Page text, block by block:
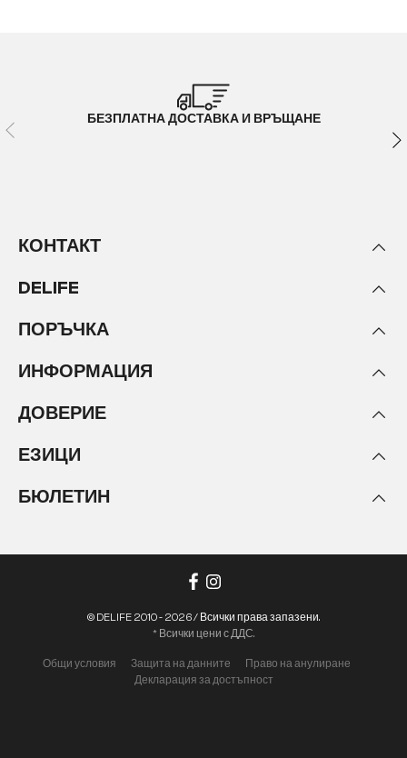
БЕЗПЛАТНА ДОСТАВКА И ВРЪЩАНЕ
КОНТАКТ
DELIFE
ПОРЪЧКА
ИНФОРМАЦИЯ
ДОВЕРИЕ
ЕЗИЦИ
БЮЛЕТИН
Общи условия Защита на данните
Право на анулиране
Декларация за достъпност
© DELIFE 2010 - 2026 / Всички права запазени.
* Всички цени с ДДС.